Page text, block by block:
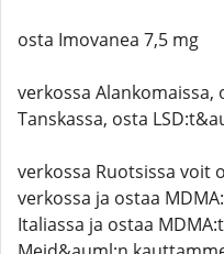
osta Imovanea 7,5 mg
verkossa
Tanskassa, osta
verkossa Ruotsissa voit
verkossa ja ostaa
Italiassa ja ostaa